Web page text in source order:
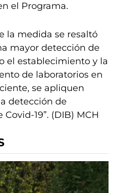
el Programa.
la medida se resaltó
mayor detección de
el establecimiento y la
de laboratorios en
se apliquen
detección de
19”. (DIB) MCH